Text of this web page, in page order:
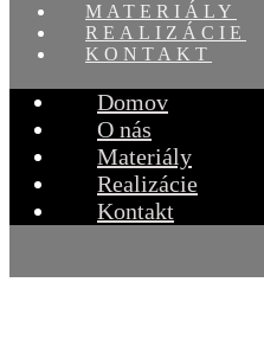
MATERIÁLY
REALIZÁCIE
KONTAKT
Domov
O nás
Materiály
Realizácie
Kontakt